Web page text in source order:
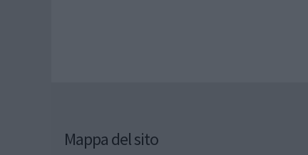
Mappa del sito